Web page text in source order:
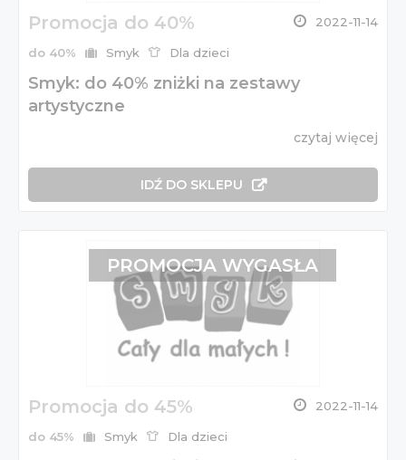
Promocja do 40% 2022-11-14
do 40% Smyk Dla dzieci
Smyk: do 40% zniżki na zestawy
artystyczne
czytaj więcej
IDŹ DO SKLEPU
Promocja do 45% 2022-11-14
do 45% Smyk Dla dzieci
PROMOCJA WYGASŁA